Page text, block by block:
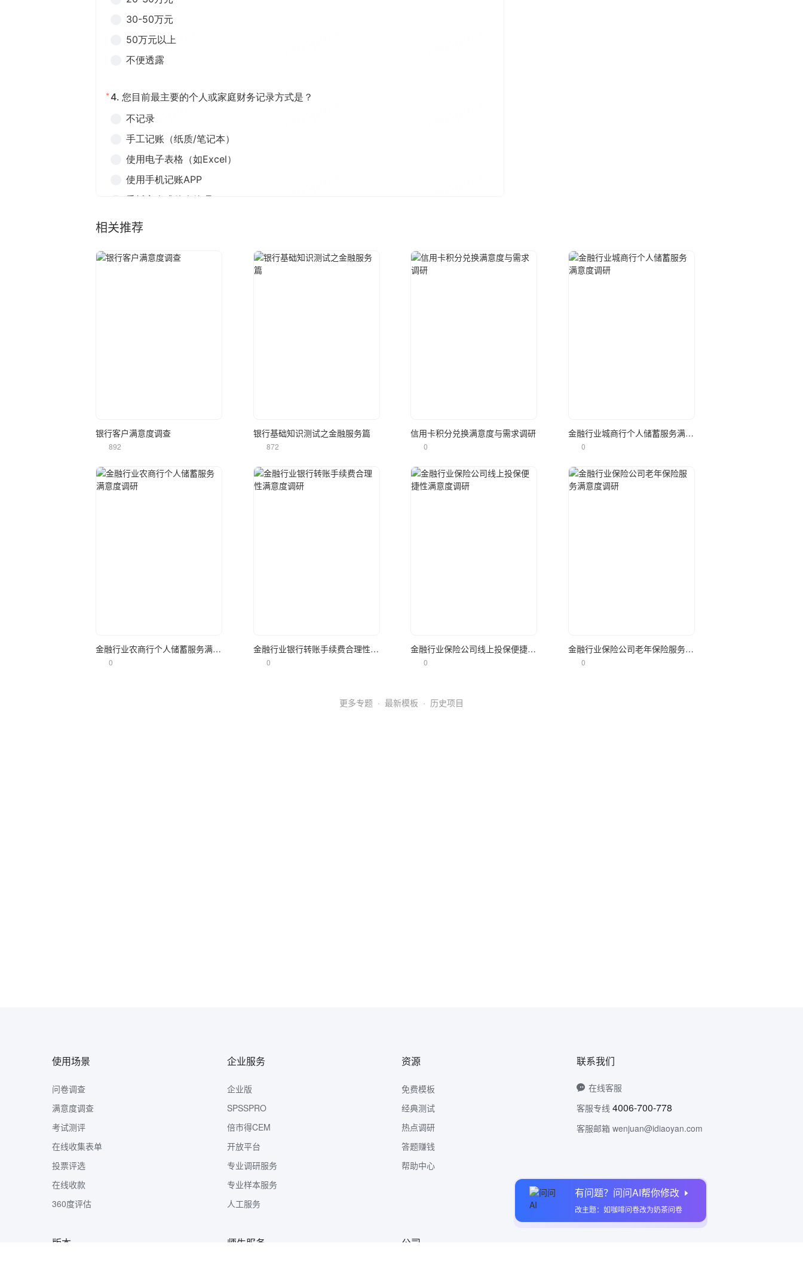
有问题？问问AI帮你修改
改主题：如咖啡问卷改为奶茶问卷
相关推荐
银行客户满意度调查
892
银行基础知识测试之金融服务篇
872
信用卡积分兑换满意度与需求调研
0
金融行业城商行个人储蓄服务满意度调研
0
金融行业农商行个人储蓄服务满意度调研
0
金融行业银行转账手续费合理性满意度调研
0
金融行业保险公司线上投保便捷性满意度调研
0
金融行业保险公司老年保险服务满意度调研
0
更多专题 · 最新模板 · 历史项目
使用场景
问卷调查
满意度调查
考试测评
在线收集表单
投票评选
在线收款
360度评估
企业服务
企业版
SPSSPRO
倍市得CEM
开放平台
专业调研服务
专业样本服务
人工服务
资源
免费模板
经典测试
热点调研
答题赚钱
帮助中心
联系我们
在线客服
客服专线 4006-700-778
客服邮箱 wenjuan@idiaoyan.com
问卷网公众号
版本 师生服务 公司